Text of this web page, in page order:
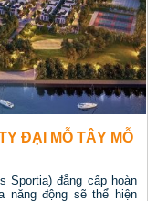
ĐẠI MỖ TÂY MỖ
Sportia) đẳng cấp hoàn
năng động sẽ thể hiện